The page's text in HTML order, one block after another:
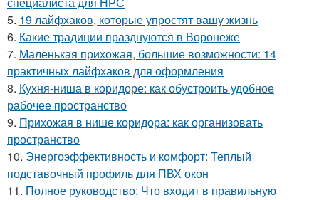
5. 19 лайфхаков, которые упростят вашу жизнь
6. Какие традиции празднуются в Воронеже
7. Маленькая прихожая, большие возможности: 14
практичных лайфхаков для оформления
8. Кухня-ниша в коридоре: как обустроить удобное
рабочее пространство
9. Прихожая в нише коридора: как организовать
пространство
10. Энергоэффективность и комфорт: Теплый
подставочный профиль для ПВХ окон
11. Полное руководство: Что входит в правильную